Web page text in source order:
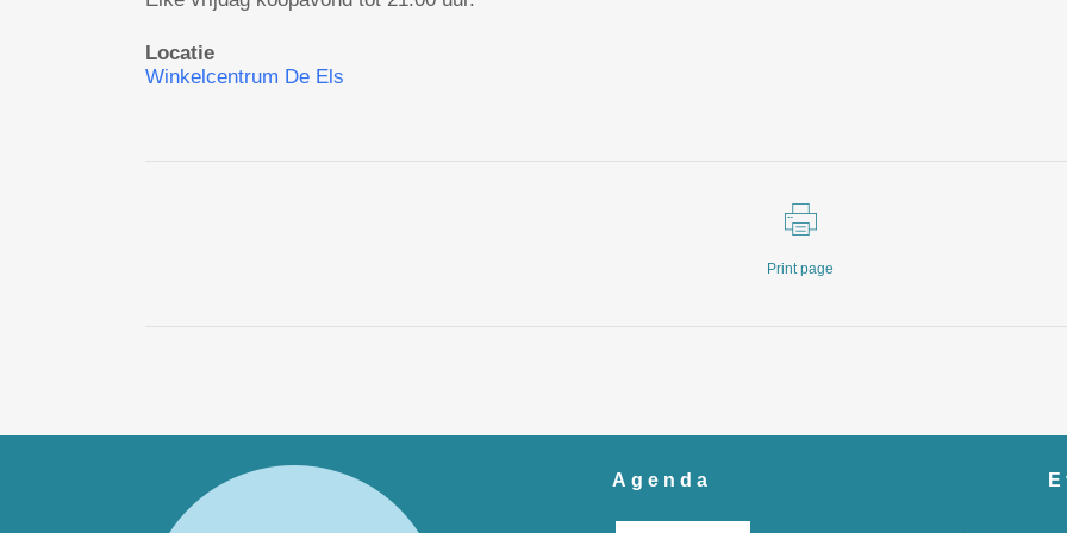
Locatie
Winkelcentrum De Els
Print page
Agenda